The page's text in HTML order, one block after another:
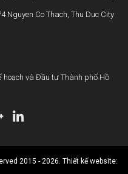
Nguyen Co Thach, Thu Duc City
và Đầu tư Thành phố Hồ
2015 - 2026. Thiết kế website: